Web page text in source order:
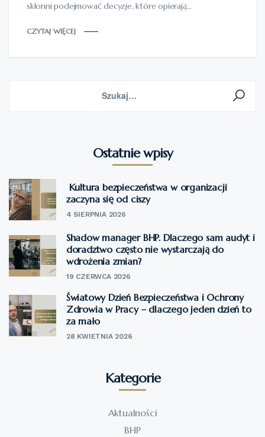
skłonni podejmować decyzje, które opierają...
CZYTAJ WIĘCEJ
Ostatnie wpisy
Kultura bezpieczeństwa w organizacji
zaczyna się od ciszy
4 SIERPNIA 2026
Shadow manager BHP. Dlaczego sam audyt i
doradztwo często nie wystarczają do
wdrożenia zmian?
19 CZERWCA 2026
Światowy Dzień Bezpieczeństwa i Ochrony
Zdrowia w Pracy – dlaczego jeden dzień to
za mało
28 KWIETNIA 2026
Kategorie
Aktualności
BHP